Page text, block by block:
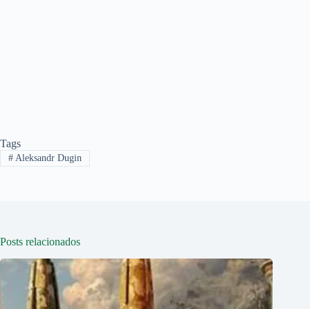
Tags
#Aleksandr Dugin
Posts relacionados